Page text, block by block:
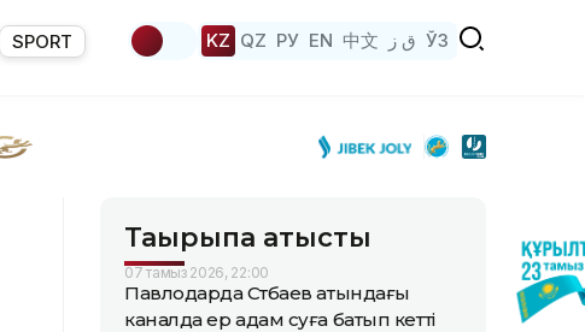
SPORT KZ QZ РУ EN 中文 ق ز ЎЗ
Тақырыпқа қатысты
07 тамыз 2026, 22:00
Павлодарда Сәтбаев атындағы
каналда ер адам суға батып кетті